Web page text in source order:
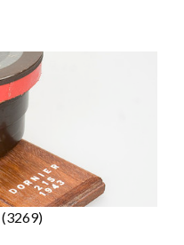
(3269)